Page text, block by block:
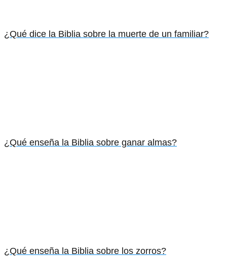
¿Qué dice la Biblia sobre la muerte de un familiar?
¿Qué enseña la Biblia sobre ganar almas?
¿Qué enseña la Biblia sobre los zorros?